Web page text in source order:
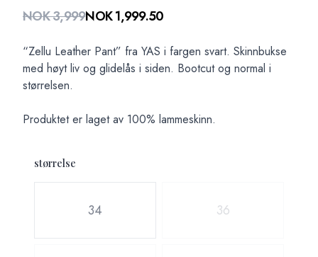
Produktdetaljer
NOK 3,999NOK 1,999.50
Description
“Zellu Leather Pant” fra YAS i fargen svart. Skinnbukse
med høyt liv og glidelås i siden. Bootcut og normal i
størrelsen.
Produktet er laget av 100% lammeskinn.
størrelse
Velg en størrelse
34 36